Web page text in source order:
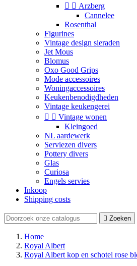
  Arzberg
Cannelee
Rosenthal
Figurines
Vintage design sieraden
Jet Mous
Blomus
Oxo Good Grips
Mode accessoires
Woningaccessoires
Keukenbenodigdheden
Vintage keukengerei
  Vintage wonen
Kleingoed
NL aardewerk
Serviezen divers
Pottery divers
Glas
Curiosa
Engels servies
Inkoop
Shipping costs
 Zoeken
Home
Royal Albert
Royal Albert kop en schotel rose